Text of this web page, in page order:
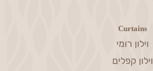
Curtains
וילון רומי
וילון קפלים